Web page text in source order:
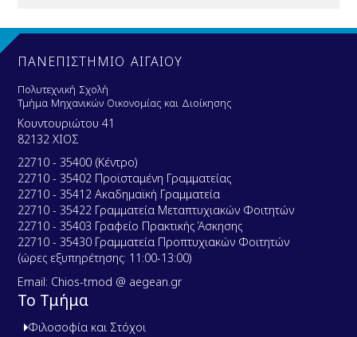
u
e
n
t
ΠΑΝΕΠΙΣΤΗΜΙΟ ΑΙΓΑΙΟΥ
Πολυτεχνική Σχολή
Τμήμα Μηχανικών Οικονομίας και Διοίκησης
Κουντουριώτου 41
82132 ΧΙΟΣ
22710 - 35400 (Κέντρο)
22710 - 35402 Προϊσταμένη Γραμματείας
22710 - 35412 Ακαδημαϊκή Γραμματεία
22710 - 35422 Γραμματεία Μεταπτυχιακών Φοιτητών
22710 - 35403 Γραφείο Πρακτικής Άσκησης
22710 - 35430 Γραμματεία Προπτυχιακών Φοιτητών
(ώρες εξυπηρέτησης: 11:00-13:00)
Email: Chios-tmod @ aegean.gr
Το Τμήμα
Φιλοσοφία και Στόχοι